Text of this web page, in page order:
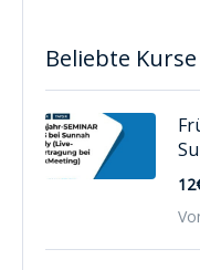
Beliebte Kurse